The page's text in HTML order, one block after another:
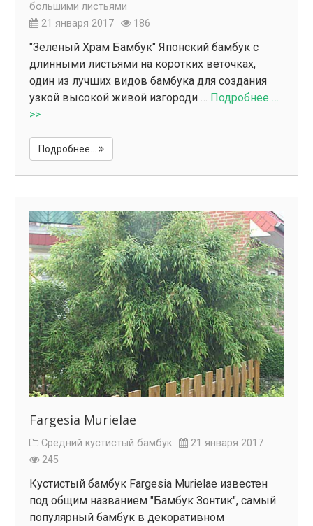
большими листьями
21 января 2017
186
"Зеленый Храм Бамбук" Японский бамбук с
длинными листьями на коротких веточках,
один из лучших видов бамбука для создания
узкой высокой живой изгороди … Подробнее …
>>
Подробнее...
Fargesia Murielae
Средний кустистый бамбук
21 января 2017
245
Кустистый бамбук Fargesia Murielae известен
под общим названием "Бамбук Зонтик", самый
популярный бамбук в декоративном